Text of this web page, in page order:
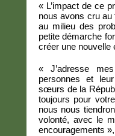
« L’impact de ce
nous avons cru au
au milieu des
petite démarche
créer une nouvelle
« J’adresse
personnes et
sœurs de la
toujours pour
nous nous
volonté, avec le
encouragements